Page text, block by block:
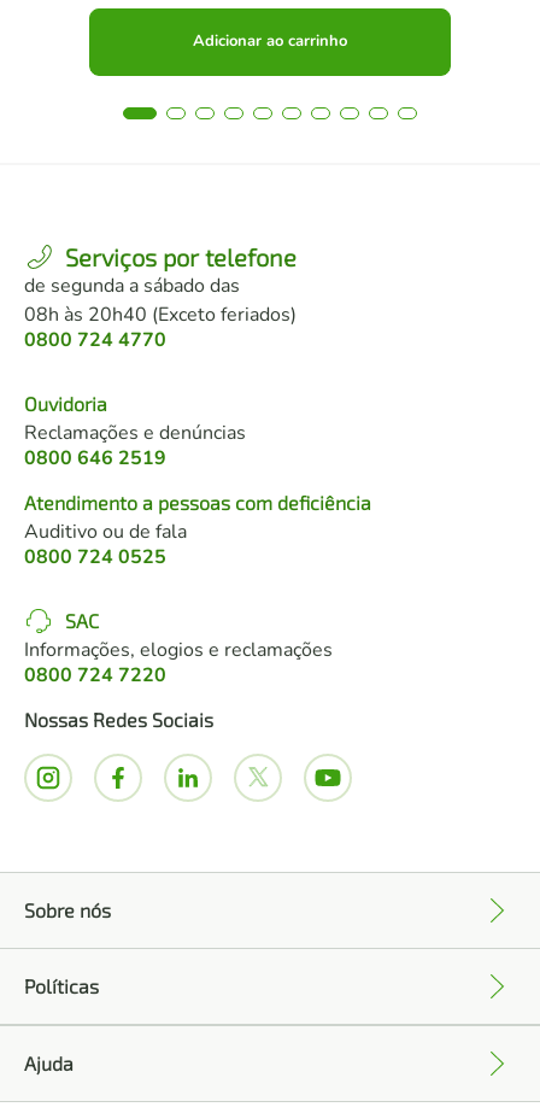
Adicionar ao carrinho
Serviços por telefone
de segunda a sábado das
08h às 20h40 (Exceto feriados)
0800 724 4770
Ouvidoria
Reclamações e denúncias
0800 646 2519
Atendimento a pessoas com deficiência
Auditivo ou de fala
0800 724 0525
SAC
Informações, elogios e reclamações
0800 724 7220
Nossas Redes Sociais
Sobre nós
Políticas
Ajuda